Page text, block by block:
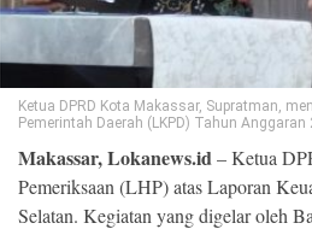
Ketua DPRD Kota Makassar, Supratman,
Pemerintah Daerah (LKPD) Tahun Anggaran
Makassar, Lokanews.id– Ketua
Pemeriksaan (LHP) atas Laporan
Selatan. Kegiatan yang digelar oleh